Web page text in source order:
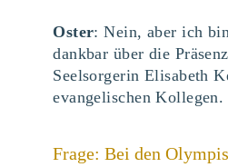
Oster: Nein, aber ich
dankbar über die
Seelsorgerin Elisabeth
evangelischen Kollegen.
Frage: Bei den